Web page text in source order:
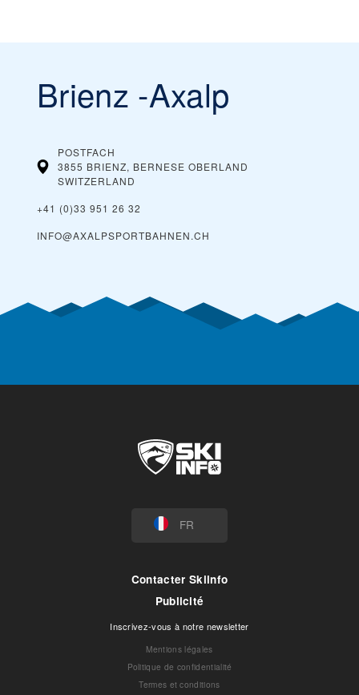
Brienz -Axalp
POSTFACH
3855 BRIENZ, BERNESE OBERLAND
SWITZERLAND
+41 (0)33 951 26 32
INFO@AXALPSPORTBAHNEN.CH
FR
Contacter Skiinfo
Publicité
Inscrivez-vous à notre newsletter
Mentions légales
Politique de confidentialité
Termes et conditions